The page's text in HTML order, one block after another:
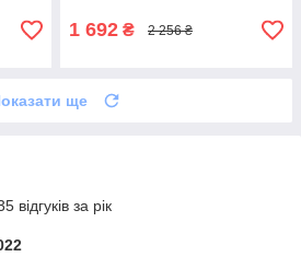
1 692 ₴ 2 256 ₴
ще
відгуків за рік